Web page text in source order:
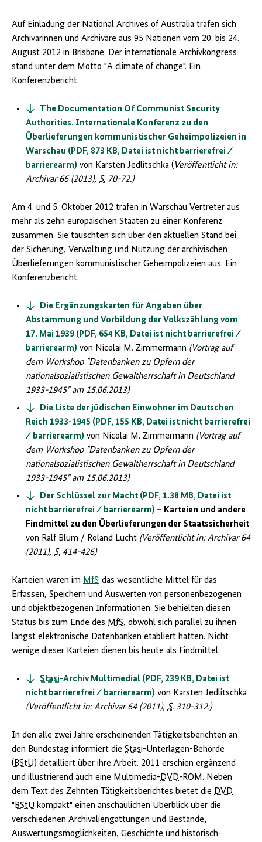
Auf Einladung der National Archives of Australia trafen sich
Archivarinnen und Archivare aus 95 Nationen vom 20. bis 24.
August 2012 in Brisbane. Der internationale Archivkongress
stand unter dem Motto "A climate of change". Ein
Konferenzbericht.
The Documentation Of Communist Security
Authorities. Internationale Konferenz zu den
Überlieferungen kommunistischer Geheimpolizeien in
Warschau (PDF, 873 KB, Datei ist nicht barrierefrei ⁄
barrierearm) von Karsten Jedlitschka ( Veröffentlicht in:
Archivar 66 (2013), S. 70-72.)
Am 4. und 5. Oktober 2012 trafen in Warschau Vertreter aus
mehr als zehn europäischen Staaten zu einer Konferenz
zusammen. Sie tauschten sich über den aktuellen Stand bei
der Sicherung, Verwaltung und Nutzung der archivischen
Überlieferungen kommunistischer Geheimpolizeien aus. Ein
Konferenzbericht.
Die Ergänzungskarten für Angaben über
Abstammung und Vorbildung der Volkszählung vom
17. Mai 1939 (PDF, 654 KB, Datei ist nicht barrierefrei ⁄
barrierearm) von Nicolai M. Zimmermann (Vortrag auf
dem Workshop "Datenbanken zu Opfern der
nationalsozialistischen Gewaltherrschaft in Deutschland
1933-1945" am 15.06.2013)
Die Liste der jüdischen Einwohner im Deutschen
Reich 1933-1945 (PDF, 155 KB, Datei ist nicht barrierefrei
⁄ barrierearm) von Nicolai M. Zimmermann (Vortrag auf
dem Workshop "Datenbanken zu Opfern der
nationalsozialistischen Gewaltherrschaft in Deutschland
1933-1945" am 15.06.2013)
Der Schlüssel zur Macht (PDF, 1.38 MB, Datei ist
nicht barrierefrei ⁄ barrierearm) – Karteien und andere
Findmittel zu den Überlieferungen der Staatssicherheit
von Ralf Blum / Roland Lucht (Veröffentlicht in: Archivar 64
(2011), S. 414-426)
Karteien waren im MfS das wesentliche Mittel für das
Erfassen, Speichern und Auswerten von personenbezogenen
und objektbezogenen Informationen. Sie behielten diesen
Status bis zum Ende des MfS, obwohl sich parallel zu ihnen
längst elektronische Datenbanken etabliert hatten. Nicht
wenige dieser Karteien dienen bis heute als Findmittel.
Stasi-Archiv Multimedial (PDF, 239 KB, Datei ist
nicht barrierefrei ⁄ barrierearm) von Karsten Jedlitschka
(Veröffentlicht in: Archivar 64 (2011), S. 310-312.)
In den alle zwei Jahre erscheinenden Tätigkeitsberichten an
den Bundestag informiert die Stasi-Unterlagen-Behörde
( BStU) detailliert über ihre Arbeit. 2011 erschien ergänzend
und illustrierend auch eine Multimedia- DVD-ROM. Neben
dem Text des Zehnten Tätigkeitsberichtes bietet die DVD
" BStU kompakt" ei­nen anschaulichen Überblick über die
verschiedenen Archivalien­gattungen und Bestände,
Auswertungsmöglichkeiten, Geschichte und historisch-